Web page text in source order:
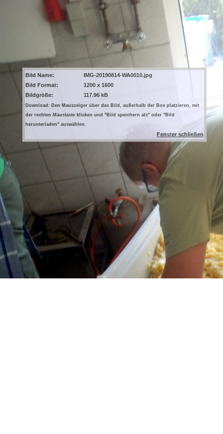
Bild Name:
IMG-20190814-WA0010.jpg
Bild Format:
1200 x 1600
Bildgröße:
117.96 kB
Download: Den Mauszeiger über das Bild, außerhalb der Box platzieren, mit
der rechten Maustaste klicken und "Bild speichern als" oder "Bild
herunterladen" auswählen.
Fenster schließen